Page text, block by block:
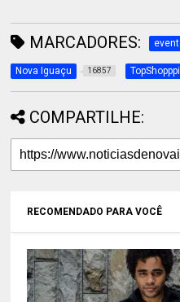
MARCADORES:
Nova Iguaçu 16857
COMPARTILHE:
RECOMENDADO PARA VOCÊ